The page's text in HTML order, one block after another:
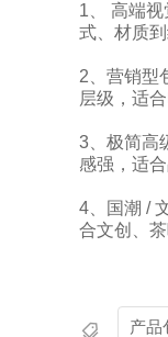
1、 高端
式、材质
2、营销型
层级，适
3、极简高
感强，适
4、国潮 /
合文创、
产品